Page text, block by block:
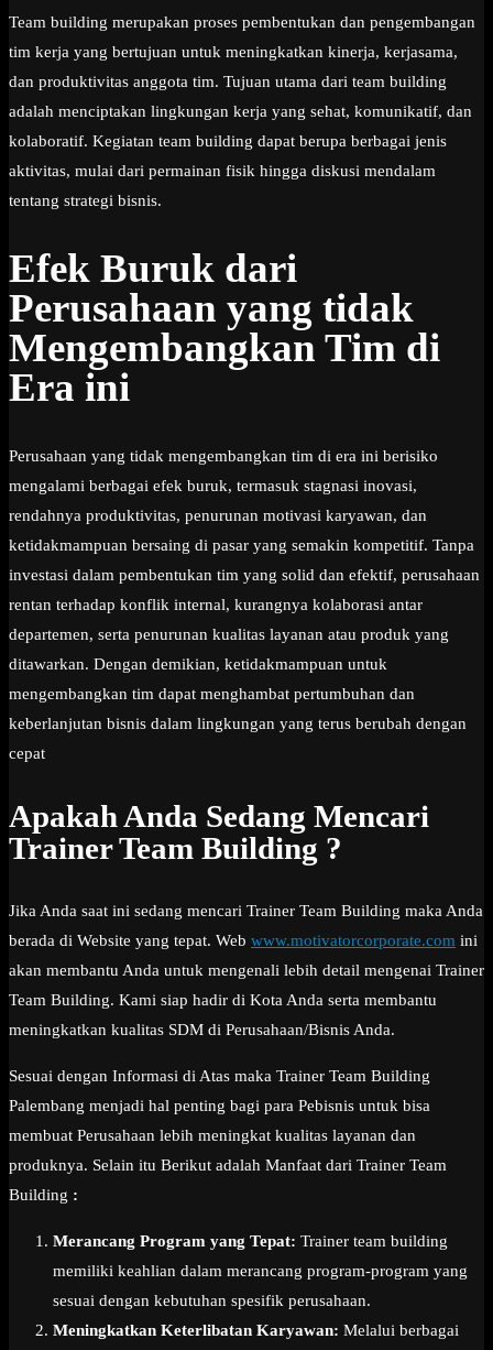
Team building merupakan proses pembentukan dan pengembangan
tim kerja yang bertujuan untuk meningkatkan kinerja, kerjasama,
dan produktivitas anggota tim. Tujuan utama dari team building
adalah menciptakan lingkungan kerja yang sehat, komunikatif, dan
kolaboratif. Kegiatan team building dapat berupa berbagai jenis
aktivitas, mulai dari permainan fisik hingga diskusi mendalam
tentang strategi bisnis.
Efek Buruk dari
Perusahaan yang tidak
Mengembangkan Tim di
Era ini
Perusahaan yang tidak mengembangkan tim di era ini berisiko
mengalami berbagai efek buruk, termasuk stagnasi inovasi,
rendahnya produktivitas, penurunan motivasi karyawan, dan
ketidakmampuan bersaing di pasar yang semakin kompetitif. Tanpa
investasi dalam pembentukan tim yang solid dan efektif, perusahaan
rentan terhadap konflik internal, kurangnya kolaborasi antar
departemen, serta penurunan kualitas layanan atau produk yang
ditawarkan. Dengan demikian, ketidakmampuan untuk
mengembangkan tim dapat menghambat pertumbuhan dan
keberlanjutan bisnis dalam lingkungan yang terus berubah dengan
cepat
Apakah Anda Sedang Mencari
Trainer Team Building ?
Jika Anda saat ini sedang mencari Trainer Team Building maka Anda
berada di Website yang tepat. Web www.motivatorcorporate.com ini
akan membantu Anda untuk mengenali lebih detail mengenai Trainer
Team Building. Kami siap hadir di Kota Anda serta membantu
meningkatkan kualitas SDM di Perusahaan/Bisnis Anda.
Sesuai dengan Informasi di Atas maka Trainer Team Building
Palembang menjadi hal penting bagi para Pebisnis untuk bisa
membuat Perusahaan lebih meningkat kualitas layanan dan
produknya. Selain itu Berikut adalah Manfaat dari Trainer Team
Building :
Merancang Program yang Tepat: Trainer team building
memiliki keahlian dalam merancang program-program yang
sesuai dengan kebutuhan spesifik perusahaan.
Meningkatkan Keterlibatan Karyawan: Melalui berbagai